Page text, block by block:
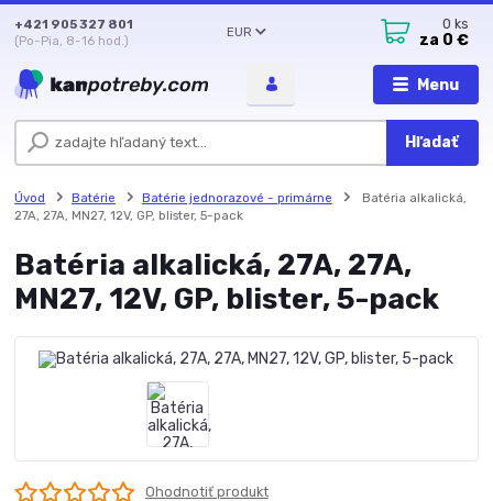
Menu
EUR
Hľadať
+421 905 327 801
(Po-Pia, 8-16 hod.)
0 ks
za 0 €
Úvod Batérie Batérie jednorazové - primárne
Batéria alkalická,
27A, 27A, MN27, 12V, GP, blister, 5-pack
Batéria alkalická, 27A, 27A,
MN27, 12V, GP, blister, 5-pack
Ohodnotiť produkt